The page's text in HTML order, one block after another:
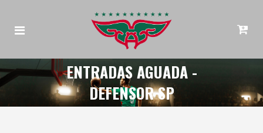
ENTRADAS AGUADA -
DEFENSOR SP